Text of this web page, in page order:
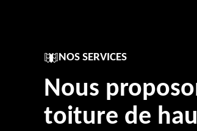
NOS SERVICES
Nous
toiture de